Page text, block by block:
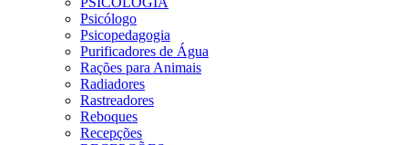
Psicólogo
Psicopedagogia
Purificadores de Água
Rações para Animais
Radiadores
Rastreadores
Reboques
Recepções